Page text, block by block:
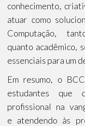
conhecimento,
atuar como
Computação,
quanto acadêmico,
essenciais para um
Em resumo, o
estudantes que
profissional na
e atendendo às